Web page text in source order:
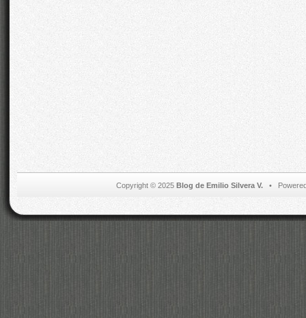
Copyright © 2025 Blog de Emilio Silvera V.•